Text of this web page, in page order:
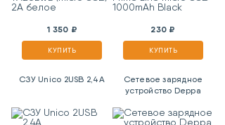
1 350 ₽
КУПИТЬ
230 ₽
КУПИТЬ
СЗУ Unico 2USB 2,4A
Сетевое зарядное
устройство Deppa
1000mAh Black